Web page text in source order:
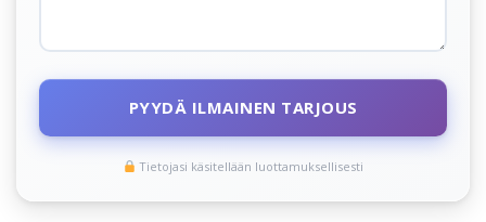
PYYDÄ ILMAINEN TARJOUS
Tietojasi käsitellään luottamuksellisesti